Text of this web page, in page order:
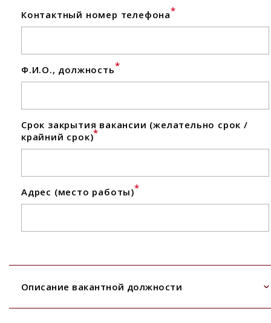
Контактный номер телефона*
Ф.И.О., должность*
Срок закрытия вакансии (желательно срок /
крайний срок)*
Адрес (место работы)*
Описание вакантной должности